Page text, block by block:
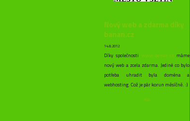
Nový web a zdarma díky
banan.cz
14.8.2012
Díky společnosti www.banan.cz máme
nový web a zcela zdarma. Jediné co bylo
potřeba uhradit byla doména a
webhosting. Což je pár korun měsíčně. :)
RSS